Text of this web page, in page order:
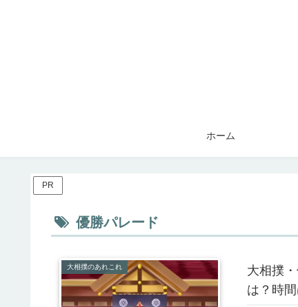
ホーム
PR
優勝パレード
大相撲のあれこれ
大相撲
は？時間